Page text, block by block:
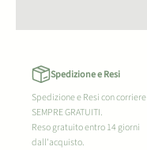
Spedizione e Resi
Spedizione e Resi con corriere
SEMPRE GRATUITI.
Reso gratuito entro 14 giorni
dall'acquisto.